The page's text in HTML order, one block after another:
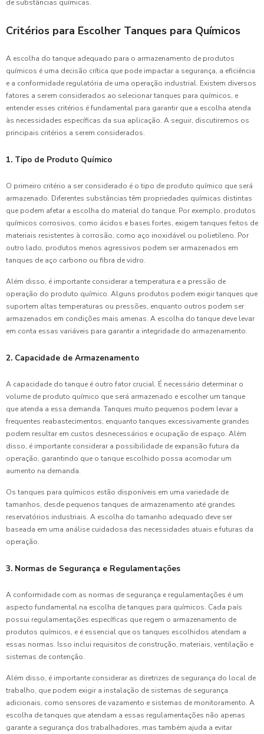
de substâncias químicas.
Critérios para Escolher Tanques para Químicos
A escolha do tanque adequado para o armazenamento de produtos
químicos é uma decisão crítica que pode impactar a segurança, a eficiência
e a conformidade regulatória de uma operação industrial. Existem diversos
fatores a serem considerados ao selecionar tanques para químicos, e
entender esses critérios é fundamental para garantir que a escolha atenda
às necessidades específicas da sua aplicação. A seguir, discutiremos os
principais critérios a serem considerados.
1. Tipo de Produto Químico
O primeiro critério a ser considerado é o tipo de produto químico que será
armazenado. Diferentes substâncias têm propriedades químicas distintas
que podem afetar a escolha do material do tanque. Por exemplo, produtos
químicos corrosivos, como ácidos e bases fortes, exigem tanques feitos de
materiais resistentes à corrosão, como aço inoxidável ou polietileno. Por
outro lado, produtos menos agressivos podem ser armazenados em
tanques de aço carbono ou fibra de vidro.
Além disso, é importante considerar a temperatura e a pressão de
operação do produto químico. Alguns produtos podem exigir tanques que
suportem altas temperaturas ou pressões, enquanto outros podem ser
armazenados em condições mais amenas. A escolha do tanque deve levar
em conta essas variáveis para garantir a integridade do armazenamento.
2. Capacidade de Armazenamento
A capacidade do tanque é outro fator crucial. É necessário determinar o
volume de produto químico que será armazenado e escolher um tanque
que atenda a essa demanda. Tanques muito pequenos podem levar a
frequentes reabastecimentos, enquanto tanques excessivamente grandes
podem resultar em custos desnecessários e ocupação de espaço. Além
disso, é importante considerar a possibilidade de expansão futura da
operação, garantindo que o tanque escolhido possa acomodar um
aumento na demanda.
Os tanques para químicos estão disponíveis em uma variedade de
tamanhos, desde pequenos tanques de armazenamento até grandes
reservatórios industriais. A escolha do tamanho adequado deve ser
baseada em uma análise cuidadosa das necessidades atuais e futuras da
operação.
3. Normas de Segurança e Regulamentações
A conformidade com as normas de segurança e regulamentações é um
aspecto fundamental na escolha de tanques para químicos. Cada país
possui regulamentações específicas que regem o armazenamento de
produtos químicos, e é essencial que os tanques escolhidos atendam a
essas normas. Isso inclui requisitos de construção, materiais, ventilação e
sistemas de contenção.
Além disso, é importante considerar as diretrizes de segurança do local de
trabalho, que podem exigir a instalação de sistemas de segurança
adicionais, como sensores de vazamento e sistemas de monitoramento. A
escolha de tanques que atendam a essas regulamentações não apenas
garante a segurança dos trabalhadores, mas também ajuda a evitar